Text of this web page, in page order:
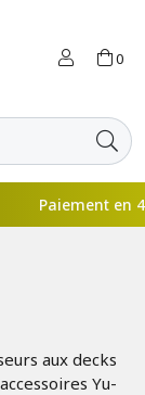
0
aux decks
Yu-